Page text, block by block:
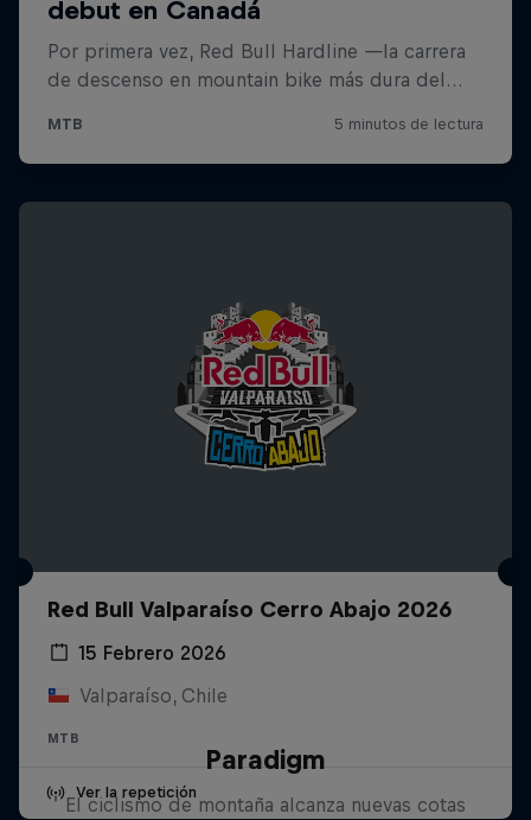
Red Bull Valparaíso Cerro Abajo 2026
15 Febrero 2026
Valparaíso, Chile
MTB
Ver la repetición
Paradigm
El ciclismo de montaña alcanza nuevas cotas